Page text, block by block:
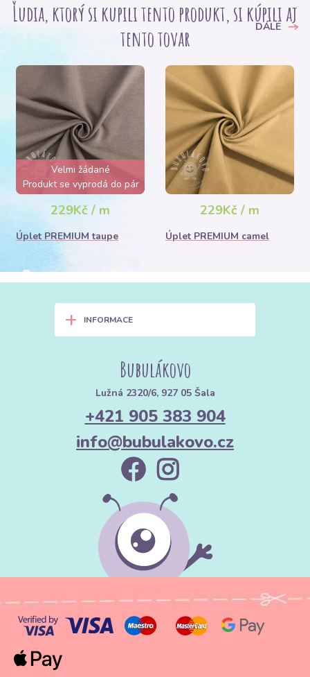
Ľudia, ktorý si kupili tento produkt, si kúpili aj
tento tovar
DÁLE
Velmi žádané
Produkt se vyprodá do pár
hodin
229Kč / m
Úplet PREMIUM taupe
229Kč / m
Úplet PREMIUM camel
+ INFORMACE
Bubulákovo
Lužná 2320/6, 927 05 Šala
+421 905 383 904
info@bubulakovo.cz